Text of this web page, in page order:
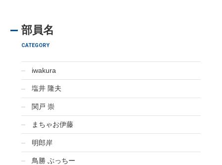
部員名
CATEGORY
iwakura
塩井 隆夫
関戸 崇
まちゃお伊藤
明郎岸
鳥勝 ぶっちー